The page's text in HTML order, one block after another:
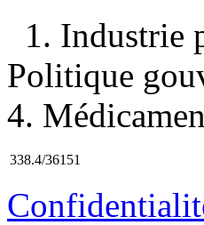
1. Industrie
Politique
4.
338.4/36151